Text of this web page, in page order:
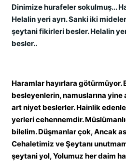
Dinimize hurafeler sokulmuş...
Helalin yeri ayrı. Sanki iki
şeytani fikirleri besler. Helalin
besler..
Haramlar hayırlara götürmüyor.
besleyenlerin, namuslarına
art niyet beslerler. Hainlik
yerleri cehennemdir.
bilelim. Düşmanlar çok, Ancak
Cehaletimiz ve Şeytanı
şeytani yol, Yolumuz her daim